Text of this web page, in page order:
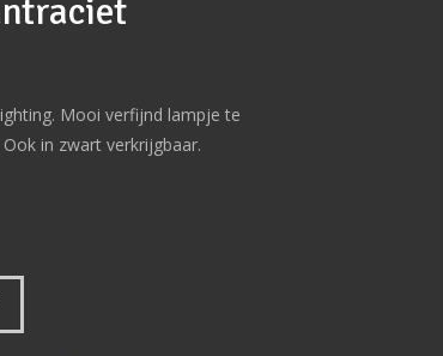
Mooi verfijnd lampje te
in zwart verkrijgbaar.